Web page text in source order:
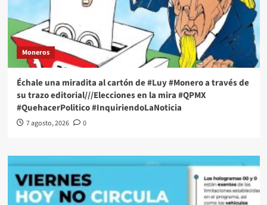
Moneros
Échale una miradita al cartón de #Luy #Monero a través de
su trazo editorial///Elecciones en la mira #QPMX
#QuehacerPolitico #InquiriendoLaNoticia
7 agosto, 2026 0